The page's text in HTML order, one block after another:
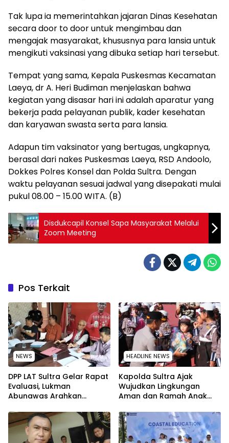
Tak lupa ia memerintahkan jajaran Dinas Kesehatan
secara door to door untuk mengimbau dan
mengajak masyarakat, khususnya para lansia untuk
mengikuti vaksinasi yang dibuka setiap hari tersebut.
Tempat yang sama, Kepala Puskesmas Kecamatan
Laeya, dr A. Heri Budiman menjelaskan bahwa
kegiatan yang disasar hari ini adalah aparatur yang
bekerja pada pelayanan publik, kader kesehatan
dan karyawan swasta serta para lansia.
Adapun tim vaksinator yang bertugas, ungkapnya,
berasal dari nakes Puskesmas Laeya, RSD Andoolo,
Dokkes Polres Konsel dan Polda Sultra. Dengan
waktu pelayanan sesuai jadwal yang disepakati mulai
pukul 08.00 – 15.00 WITA. (B)
Disdukcapil Konsel Sapa Masyarakat Melalui
Zoom Meeting
Pos Terkait
NEWS
‎DPP LAT Sultra Gelar Rapat
Evaluasi, Lukman
Abunawas Arahkan
Secara Rutin dan
Menyeluruh
HEADLINE NEWS
Kapolda Sultra Ajak
Wujudkan Lingkungan
Aman dan Ramah Anak
Nasional 2026